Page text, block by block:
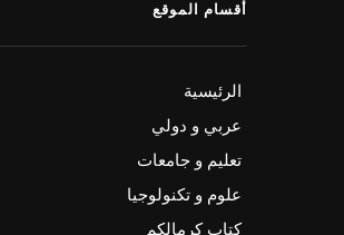
أقسام الموقع
الرئيسية
عربي و دولي
تعليم و جامعات
علوم و تكنولوجيا
كتاب كرمالكم